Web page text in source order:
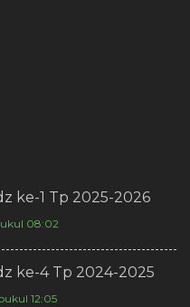
ke-1 Tp 2025-2026
08:02
ke-4 Tp 2024-2025
12:05